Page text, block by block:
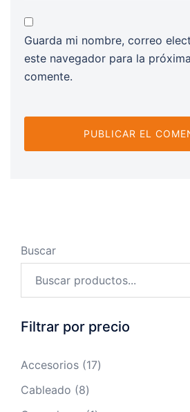
Guarda mi nombre, correo
este navegador para la
comente.
Buscar
Filtrar por precio
Accesorios 1717
Cableado 88
productos